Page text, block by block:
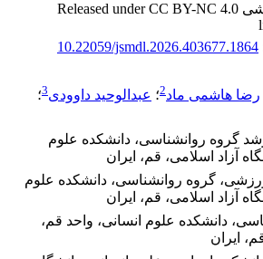
نوع مقاله: مقاله پژوهشی Released under CC BY-NC 4.0
10.22059/jsmdl.2026.403677.1864
رضا هاشمی ماد2؛ عبدالوحید داوودی3؛
گروه روانشناسی، دانشکده علوم
آزاد اسلامی، قم، ایران
گروه روانشناسی، دانشکده علوم
آزاد اسلامی، قم، ایران
دانشکده علوم انسانی، واحد قم،
ایران